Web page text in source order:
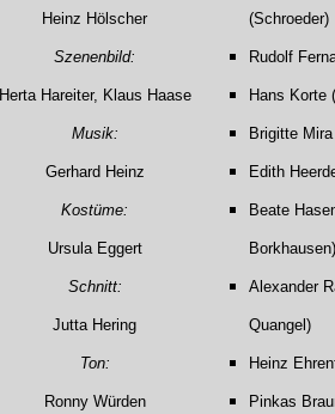
Heinz Hölscher
Szenenbild:
Herta Hareiter, Klaus Haase
Musik:
Gerhard Heinz
Kostüme:
Ursula Eggert
Schnitt:
Jutta Hering
Ton:
Ronny Würden
(Schroeder)
Rudolf
Hans Korte
Brigitte Mira
Edith
Beate
Borkhausen)
Alexander
Quangel)
Heinz
Pinkas